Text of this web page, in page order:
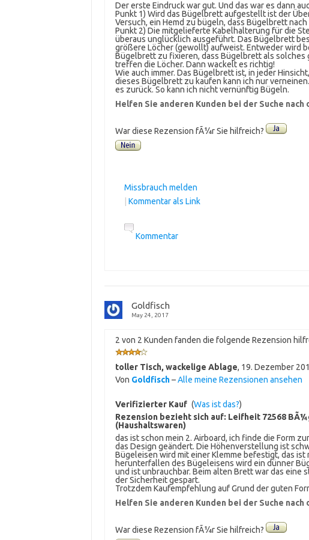
Der erste Eindruck war gut. Und das war es dann
Punkt 1) Wird das Bügelbrett aufgestellt ist der
Versuch, ein Hemd zu bügeln, dass Bügelbrett
Punkt 2) Die mitgelieferte Kabelhalterung für die
überaus unglücklich ausgeführt. Das Bügelbrett
größere Löcher (gewollt) aufweist. Entweder wird
Bügelbrett zu fixieren, dass Bügelbrett als
treffen die Löcher. Dann wackelt es richtig!
Wie auch immer. Das Bügelbrett ist, in jeder
dieses Bügelbrett zu kaufen kann ich nur
es zurück. So kann ich nicht vernünftig Bügeln.
Helfen Sie anderen Kunden bei der Suche
War diese Rezension fÃ¼r Sie hilfreich?
Missbrauch melden
Kommentar als Link
Kommentar
Goldfisch
May 24, 2017
2 von 2 Kunden fanden die folgende Rezension
toller Tisch, wackelige Ablage, 19. Dezember
Von Goldfisch–Alle meine Rezensionen ansehen
Verifizierter Kauf (Was ist das?)
Rezension bezieht sich auf: Leifheit 72568
(Haushaltswaren)
das ist schon mein 2. Airboard, ich finde die Form
das Design geändert. Die Höhenverstellung ist
Bügeleisen wird mit einer Klemme befestigt, das
herunterfallen des Bügeleisens wird ein dünner
und ist unbrauchbar. Beim alten Brett war das
der Sicherheit gespart.
Trotzdem Kaufempfehlung auf Grund der guten
Helfen Sie anderen Kunden bei der Suche
War diese Rezension fÃ¼r Sie hilfreich?